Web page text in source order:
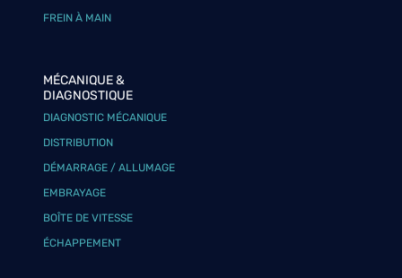
FREIN À MAIN
MÉCANIQUE &
DIAGNOSTIQUE
DIAGNOSTIC MÉCANIQUE
DISTRIBUTION
DÉMARRAGE / ALLUMAGE
EMBRAYAGE
BOÎTE DE VITESSE
ÉCHAPPEMENT